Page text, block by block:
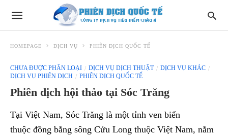
HOMEPAGE DỊCH VỤ PHIÊN DỊCH QUỐC TẾ
CHƯA ĐƯỢC PHÂN LOẠI DỊCH VỤ DỊCH THUẬT
DỊCH VỤ KHÁC
DỊCH VỤ PHIÊN DỊCH
PHIÊN DỊCH QUỐC TẾ
Phiên dịch hội thảo tại Sóc Trăng
Tại Việt Nam, Sóc Trăng là một tỉnh ven biển
thuộc đồng bằng sông Cửu Long thuộc Việt Nam, nằm